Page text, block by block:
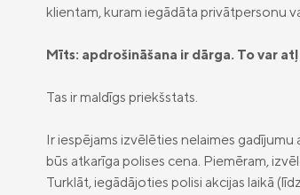
klientam, kuram iegādāta privātpersonu
Mīts: apdrošināšana ir dārga. To var
Tas ir maldīgs priekšstats.
Ir iespējams izvēlēties nelaimes
būs atkarīga polises cena. Piemēram,
Turklāt, iegādājoties polisi akcijas laikā